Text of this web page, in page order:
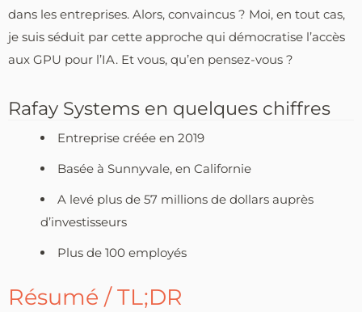
dans les entreprises. Alors, convaincus ? Moi, en tout cas,
je suis séduit par cette approche qui démocratise l’accès
aux GPU pour l’IA. Et vous, qu’en pensez-vous ?
Rafay Systems en quelques chiffres
Entreprise créée en 2019
Basée à Sunnyvale, en Californie
A levé plus de 57 millions de dollars auprès
d’investisseurs
Plus de 100 employés
Résumé / TL;DR